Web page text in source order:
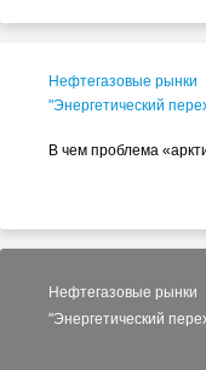
Нефтегазовые рынки
"Энергетический
В чем проблема
Нефтегазовые рынки
"Энергетический